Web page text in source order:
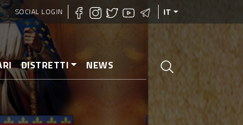
SOCIAL LOGIN IT
DISTRETTI NEWS